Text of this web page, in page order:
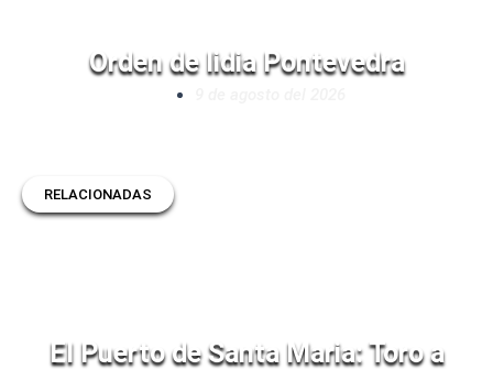
Orden de lidia Pontevedra
RELACIONADAS
El Puerto de Santa Maria: Toro a